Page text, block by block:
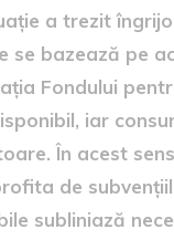
a trezit
bazează pe
Fondului
iar
În acest
de
subliniază